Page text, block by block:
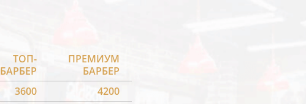
ТОП-
БАРБЕР
ПРЕМИУМ
БАРБЕР
3600
4200